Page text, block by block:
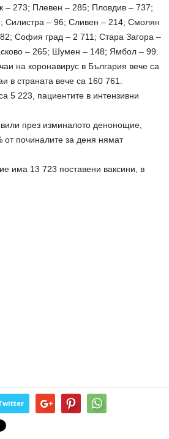
– 273; Плевен – 285; Пловдив – 737;
Силистра – 96; Сливен – 214; Смолян
София град – 2 711; Стара Загора –
– 265; Шумен – 148; Ямбол – 99.
на коронавирус в България вече са
в страната вече са 160 761.
5 223, пациентите в интензивни
през изминалото денонощие,
от починалите за деня нямат
има 13 723 поставени ваксини, в